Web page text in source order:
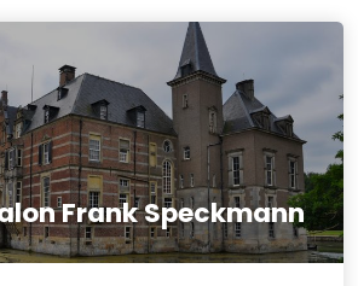
Frank Speckmann